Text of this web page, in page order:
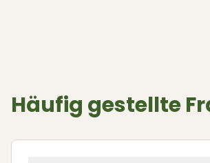
Häufig gestellte